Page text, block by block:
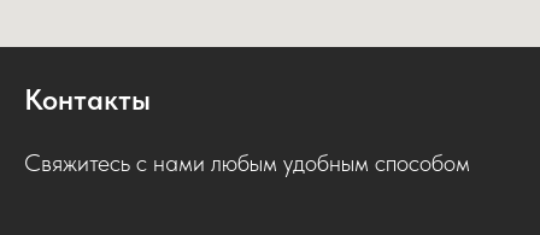
Контакты
Свяжитесь с нами любым удобным способом